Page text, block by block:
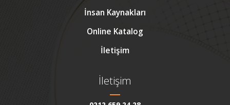
İnsan Kaynakları
Online Katalog
İletişim
İletişim